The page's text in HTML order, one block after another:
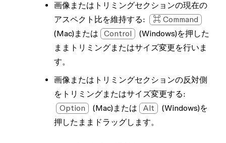
画像またはトリミングセクションの現在の
アスペクト比を維持する:
⌘ Command
(Mac)または
Control
(Windows)を押した
ままトリミングまたはサイズ変更を行いま
す。
画像またはトリミングセクションの反対側
をトリミングまたはサイズ変更する:
Option
(Mac)または Alt
(Windows)を
押したままドラッグします。